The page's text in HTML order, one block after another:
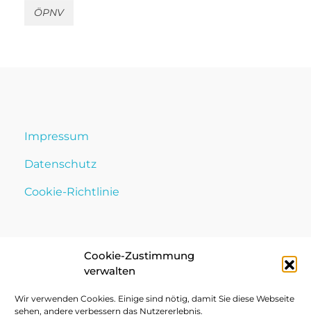
Cookie-Zustimmung
verwalten
Wir verwenden Cookies. Einige sind nötig, damit Sie diese Webseite
sehen, andere verbessern das Nutzererlebnis.
ÖPNV
Impressum
Datenschutz
Cookie-Richtlinie